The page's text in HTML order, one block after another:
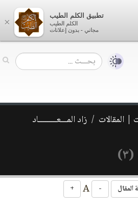
| المقالات
زاد المـــعـــــــــاد
المقال -
+
×
تطبيق الكلم الطيب
الكلم الطيب
مجاني - بدون إعلانات